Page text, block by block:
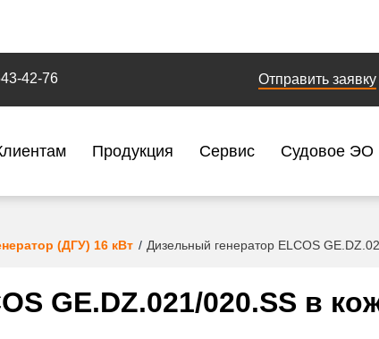
42-76 Отправить заявку
Продукция Сервис Судовое ЭО
(ДГУ) 16 кВт Дизельный генератор ELCOS
GE.DZ.021/020.SS в